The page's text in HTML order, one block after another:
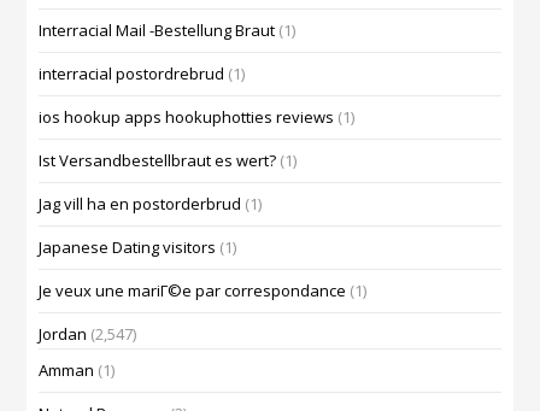
Interracial Mail -Bestellung Braut (1)
interracial postordrebrud (1)
ios hookup apps hookuphotties reviews (1)
Ist Versandbestellbraut es wert? (1)
Jag vill ha en postorderbrud (1)
Japanese Dating visitors (1)
Je veux une mariГ©e par correspondance (1)
Jordan (2,547)
Amman (1)